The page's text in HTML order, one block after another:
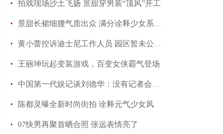
拍戏现场沙土飞扬 景甜穿男装“顶风”开工
景甜长裙细腰气质出众 满分诠释少女系优雅
黄小蕾控诉迪士尼工作人员 园区暂未公开回应当事
王丽坤玩起变装游戏，百变女侠霸气登场
中国第一代娱记谈刘德华：没有记者会不喜欢他
陈都灵曝全新时尚街拍 诠释元气少女风
07快男再聚首晒合照 张远表情亮了